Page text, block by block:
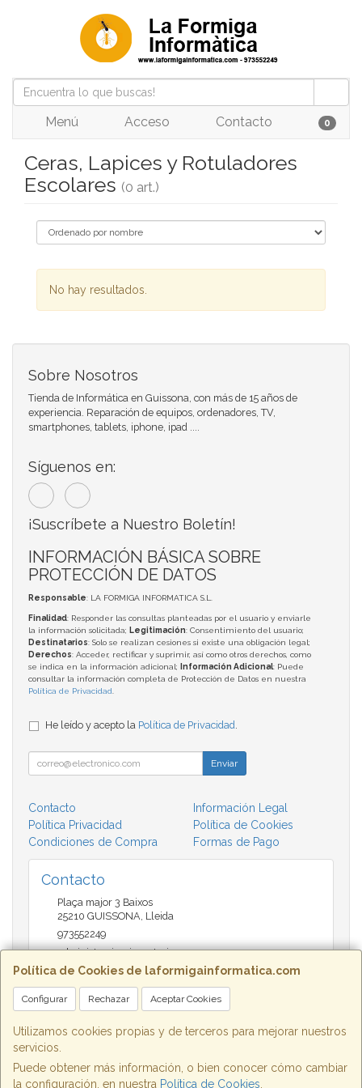
Menú Acceso Contacto 0
Ceras, Lapices y Rotuladores
Escolares (0 art.)
No hay resultados.
Política de Cookies de laformigainformatica.com
Configurar Rechazar Aceptar Cookies
Utilizamos cookies propias y de terceros para mejorar nuestros
servicios.
Puede obtener más información, o bien conocer cómo cambiar
la configuración, en nuestra Política de Cookies
Sobre Nosotros
Tienda de Informática en Guissona, con más de 15 años de
experiencia. Reparación de equipos, ordenadores, TV,
smartphones, tablets, iphone, ipad ....
Síguenos en:
¡Suscríbete a Nuestro Boletín!
INFORMACIÓN BÁSICA SOBRE
PROTECCIÓN DE DATOS
Responsable: LA FORMIGA INFORMATICA S.L.
Finalidad: Responder las consultas planteadas por el usuario y enviarle
la información solicitada; Legitimación: Consentimiento del usuario;
Destinatarios: Solo se realizan cesiones si existe una obligación legal;
Derechos: Acceder, rectificar y suprimir, así como otros derechos, como
se indica en la información adicional;
Información Adicional: Puede
consultar la información completa de Protección de Datos en nuestra
Política de Privacidad
He leído y acepto la Política de Privacidad.
Enviar
Contacto
Información Legal
Política Privacidad
Política de Cookies
Condiciones de Compra
Formas de Pago
Contacto
Plaça major 3 Baixos
25210 GUISSONA, Lleida
973552249
administracio@insectari.com
Horario
Matí de 9 a 13:30 - Tarda 17 a 20:30